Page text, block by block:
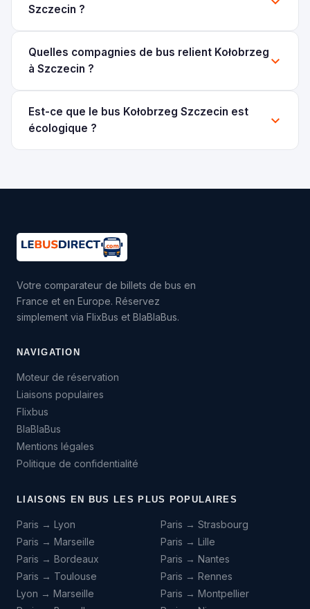
Szczecin ?
Quelles compagnies de bus relient Kołobrzeg
à Szczecin ?
Est-ce que le bus Kołobrzeg Szczecin est
écologique ?
Votre comparateur de billets de bus en
France et en Europe. Réservez
simplement via FlixBus et BlaBlaBus.
NAVIGATION
Moteur de réservation
Liaisons populaires
Flixbus
BlaBlaBus
Mentions légales
Politique de confidentialité
LIAISONS EN BUS LES PLUS POPULAIRES
Paris → Lyon
Paris → Marseille
Paris → Bordeaux
Paris → Toulouse
Lyon → Marseille
Paris → Strasbourg
Paris → Lille
Paris → Nantes
Paris → Rennes
Paris → Montpellier